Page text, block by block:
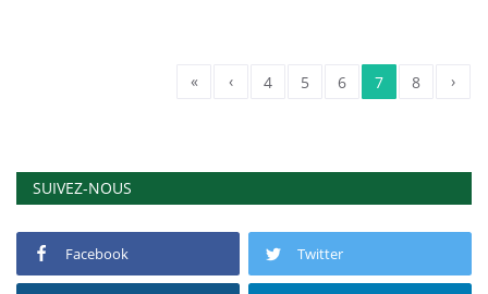
« ‹ 4 5 6 7 8 ›
SUIVEZ-NOUS
Facebook Twitter